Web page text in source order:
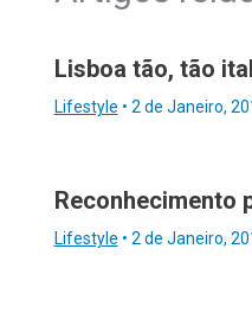
Lisboa tão, tão
Lifestyle • 2 de Janeiro,
Reconhecimento
Lifestyle • 2 de Janeiro,